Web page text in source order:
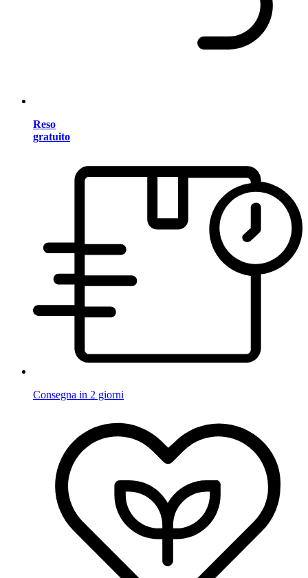
Reso
gratuito
Consegna in 2 giorni